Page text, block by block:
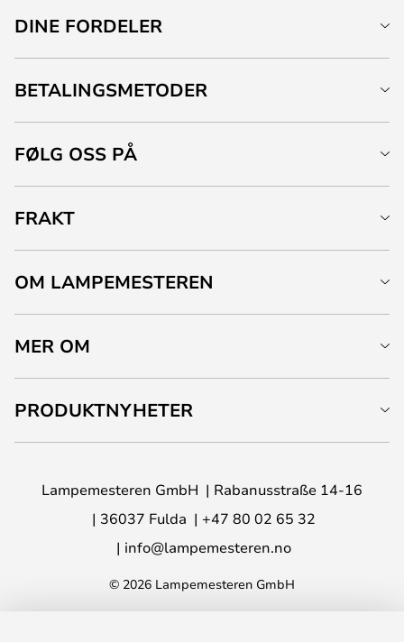
DINE FORDELER
BETALINGSMETODER
FØLG OSS PÅ
FRAKT
OM LAMPEMESTEREN
MER OM
PRODUKTNYHETER
Lampemesteren GmbH
Rabanusstraße 14-16
36037 Fulda
+47 80 02 65 32
info@lampemesteren.no
© 2026 Lampemesteren GmbH